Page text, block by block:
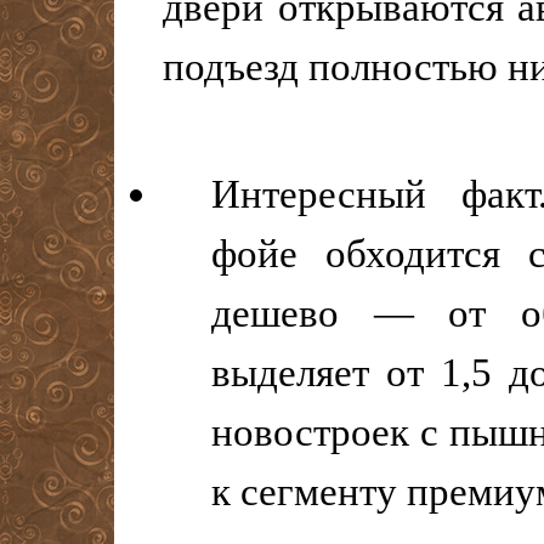
подъезд полностью
Интересный
фойе обходится
дешево — от
выделяет от 1,5
новостроек с
к сегменту